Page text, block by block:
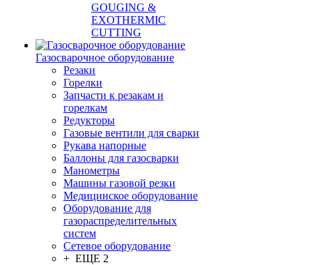
GOUGING &
EXOTHERMIC
CUTTING
Газосварочное оборудование
Резаки
Горелки
Запчасти к резакам и
горелкам
Редукторы
Газовые вентили для сварки
Рукава напорные
Баллоны для газосварки
Манометры
Машины газовой резки
Медицинское оборудование
Оборудование для
газораспределительных
систем
Сетевое оборудование
+ ЕЩЕ 2